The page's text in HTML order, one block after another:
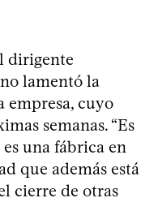
dirigente
lamentó la
empresa, cuyo
semanas. “Es
una fábrica en
que además está
cierre de otras